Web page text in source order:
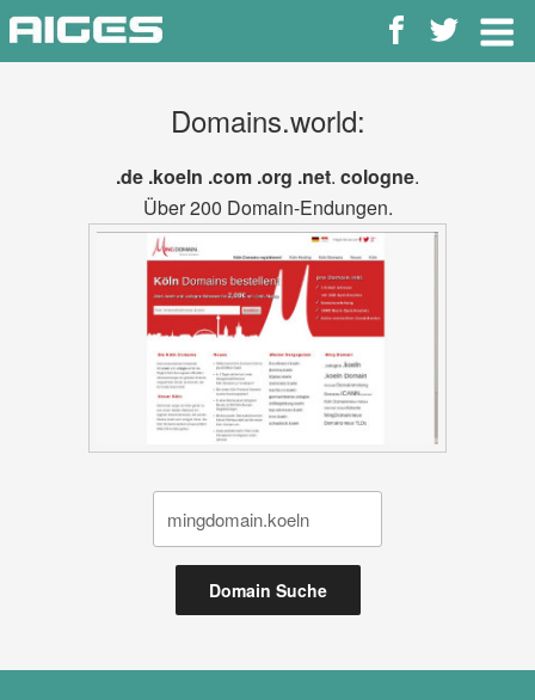
Zum
Inhalt
Domains.world:
.de .koeln .com .org .net. cologne.
Über 200 Domain-Endungen.